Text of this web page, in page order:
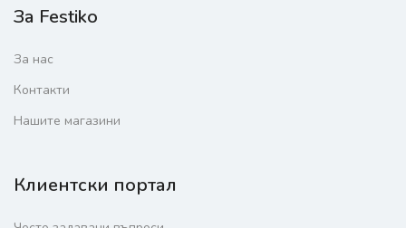
За Festiko
За нас
Контакти
Нашите магазини
Клиентски портал